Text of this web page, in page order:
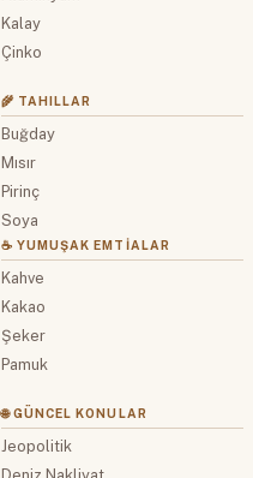
Kalay
Çinko
🌾 TAHILLAR
Buğday
Mısır
Pirinç
Soya
☕ YUMUŞAK EMTIALAR
Kahve
Kakao
Şeker
Pamuk
🌐 GÜNCEL KONULAR
Jeopolitik